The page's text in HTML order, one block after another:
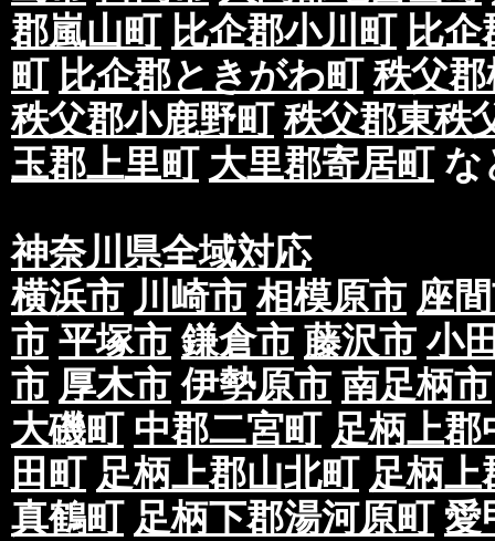
郡嵐山町 比企郡小川町 比
町 比企郡ときがわ町 秩父
秩父郡小鹿野町 秩父郡東秩
玉郡上里町 大里郡寄居町な
神奈川県全域対応
横浜市 川崎市 相模原市 座
市 平塚市 鎌倉市 藤沢市 小
市 厚木市 伊勢原市 南足柄市
大磯町 中郡二宮町 足柄上郡
田町 足柄上郡山北町 足柄上
真鶴町 足柄下郡湯河原町 愛